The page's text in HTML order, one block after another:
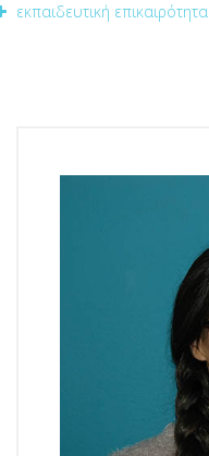
εκπαιδευτική επικαιρότητα